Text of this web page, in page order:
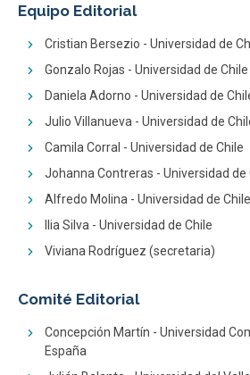
Equipo Editorial
Cristian Bersezio - Universidad de
Gonzalo Rojas - Universidad de Chile
Daniela Adorno - Universidad de
Julio Villanueva - Universidad de
Camila Corral - Universidad de Chile
Johanna Contreras - Universidad de
Alfredo Molina - Universidad de Chile
Ilia Silva - Universidad de Chile
Viviana Rodríguez (secretaria)
Comité Editorial
Concepción Martín - Universidad
España